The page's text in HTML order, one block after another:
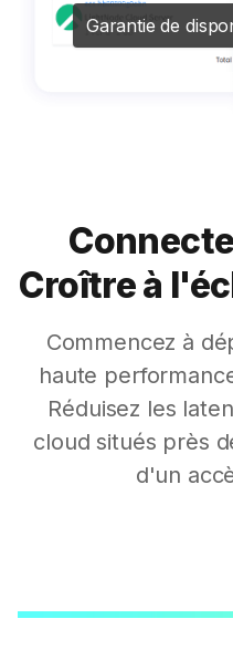
Garantie de
Croître à
Commencez à
haute
Réduisez les
cloud situés près
d'un